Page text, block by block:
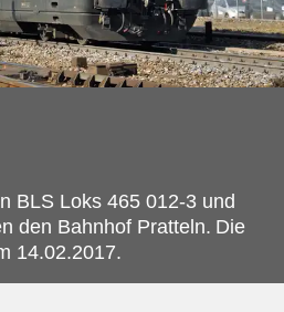
BLS Loks 465 012-3 und
den Bahnhof Pratteln. Die
14.02.2017.